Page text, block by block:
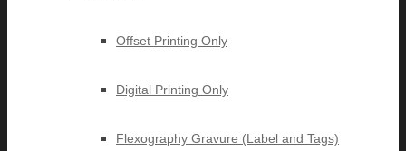
Offset Printing Only
Digital Printing Only
Flexography Gravure (Label and Tags)